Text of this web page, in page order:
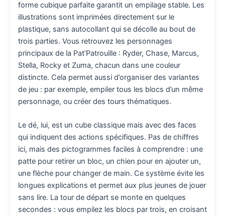
forme cubique parfaite garantit un empilage stable. Les
illustrations sont imprimées directement sur le
plastique, sans autocollant qui se décolle au bout de
trois parties. Vous retrouvez les personnages
principaux de la Pat’Patrouille : Ryder, Chase, Marcus,
Stella, Rocky et Zuma, chacun dans une couleur
distincte. Cela permet aussi d’organiser des variantes
de jeu : par exemple, empiler tous les blocs d’un même
personnage, ou créer des tours thématiques.
Le dé, lui, est un cube classique mais avec des faces
qui indiquent des actions spécifiques. Pas de chiffres
ici, mais des pictogrammes faciles à comprendre : une
patte pour retirer un bloc, un chien pour en ajouter un,
une flèche pour changer de main. Ce système évite les
longues explications et permet aux plus jeunes de jouer
sans lire. La tour de départ se monte en quelques
secondes : vous empilez les blocs par trois, en croisant